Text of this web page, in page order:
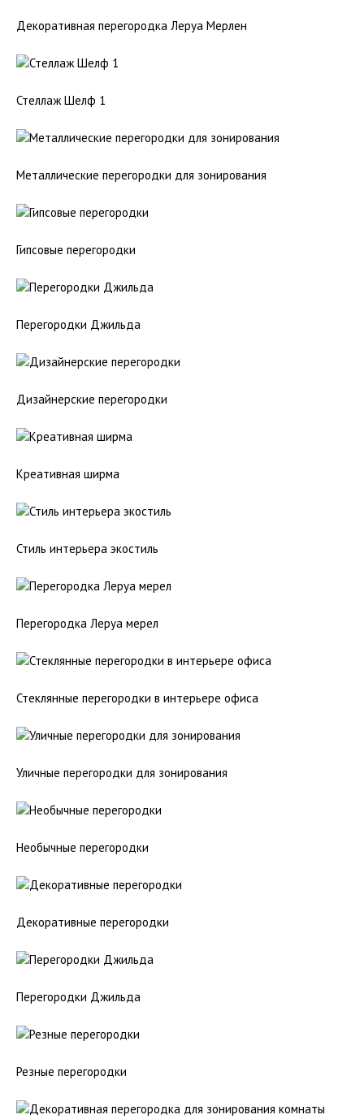
Декоративная перегородка Леруа Мерлен
Стеллаж Шелф 1
Металлические перегородки для зонирования
Гипсовые перегородки
Перегородки Джильда
Дизайнерские перегородки
Креативная ширма
Стиль интерьера экостиль
Перегородка Леруа мерел
Стеклянные перегородки в интерьере офиса
Уличные перегородки для зонирования
Необычные перегородки
Декоративные перегородки
Перегородки Джильда
Резные перегородки